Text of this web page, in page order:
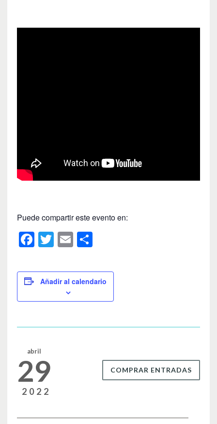
Puede compartir este evento en:
F
a
c
e
b
o
k
T
wi
tt
er
E
m
ailm
p
ar
Añadir al calendario
abril
29
2022
COMPRAR ENTRADAS